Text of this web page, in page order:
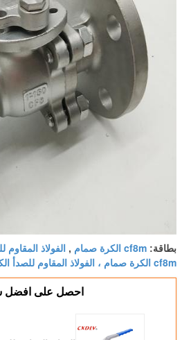
بطاقة: cf8m الكرة صمام , الفولاذ
cf8m الكرة صمام ، الفولاذ المقاوم للصدأ الكرة صمام
احصل على افضل